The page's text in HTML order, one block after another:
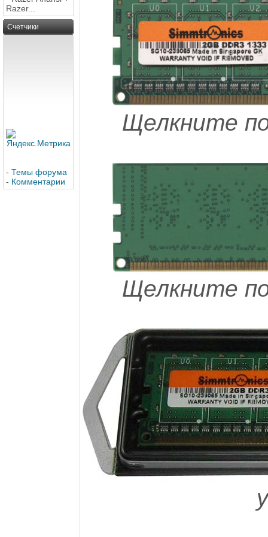
Razer...
Счетчики
- Темы форума
- Комментарии
Щелкните
Щелкните